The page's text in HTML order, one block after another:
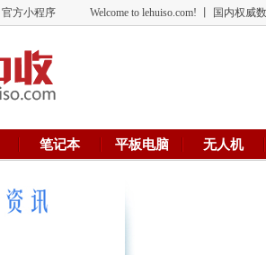
官方小程序 Welcome to lehuiso.com! 丨 国内权威
笔记本 平板电脑 无人机